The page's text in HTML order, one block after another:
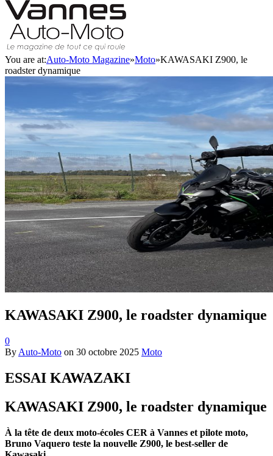
You are at:Auto-Moto Magazine»Moto»KAWASAKI Z900, le
roadster dynamique
KAWASAKI Z900, le roadster dynamique
0
By Auto-Moto on 30 octobre 2025 Moto
ESSAI KAWAZAKI
KAWASAKI Z900, le roadster dynamique
À la tête de deux moto-écoles CER à Vannes et pilote moto,
Bruno Vaquero teste la nouvelle Z900, le best-seller de